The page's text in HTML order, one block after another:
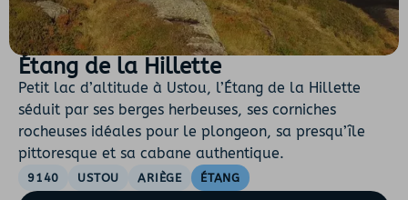
Étang de la Hillette
Petit lac d’altitude à Ustou, l’Étang de la Hillette
séduit par ses berges herbeuses, ses corniches
rocheuses idéales pour le plongeon, sa presqu’île
pittoresque et sa cabane authentique.
9140 USTOU ARIÈGE ÉTANG